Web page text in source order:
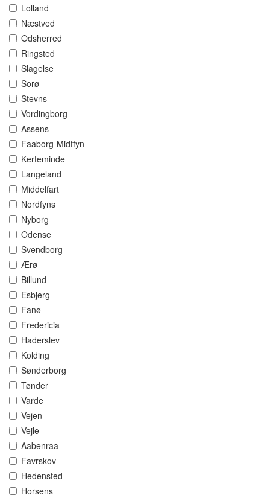
Lolland
Næstved
Odsherred
Ringsted
Slagelse
Sorø
Stevns
Vordingborg
Assens
Faaborg-Midtfyn
Kerteminde
Langeland
Middelfart
Nordfyns
Nyborg
Odense
Svendborg
Ærø
Billund
Esbjerg
Fanø
Fredericia
Haderslev
Kolding
Sønderborg
Tønder
Varde
Vejen
Vejle
Aabenraa
Favrskov
Hedensted
Horsens